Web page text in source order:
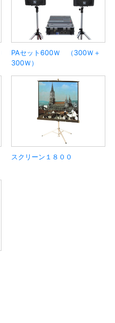
PAセット600Ｗ （300Ｗ＋
300Ｗ）
スクリーン１８００